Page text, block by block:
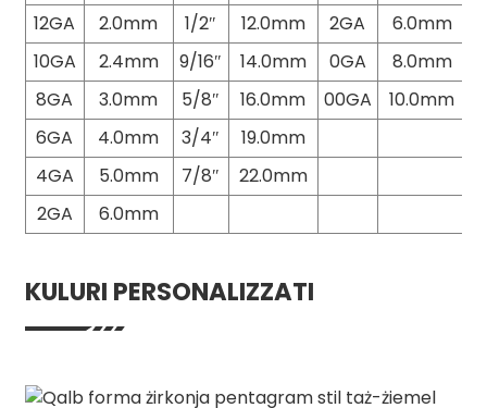
12GA
2.0mm 1/2″ 12.0mm 2GA
6.0mm
10GA
2.4mm 9/16″ 14.0mm 0GA
8.0mm
8GA
3.0mm 5/8″ 16.0mm 00GA
10.0mm
6GA
4.0mm 3/4″
19.0mm
4GA
5.0mm 7/8″
22.0mm
2GA
6.0mm
KULURI PERSONALIZZATI